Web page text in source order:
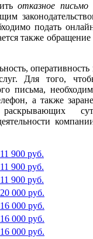
отказное письмо
подать
также обращение
оперативность
Для того,
письма,
а также
900 руб.
900 руб.
900 руб.
000 руб.
000 руб.
000 руб.
000 руб.